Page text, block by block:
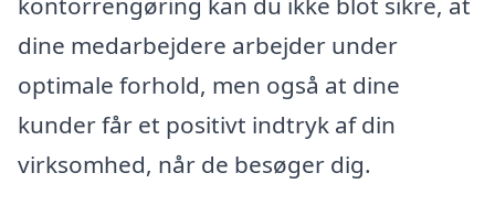
dine medarbejdere arbejder under
optimale forhold, men også at dine
kunder får et positivt indtryk af din
virksomhed, når de besøger dig.